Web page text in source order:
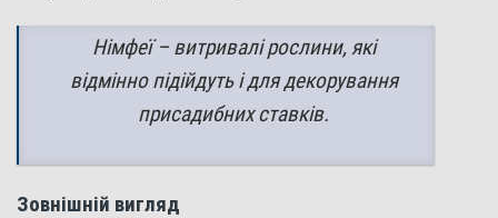
Німфеї – витривалі рослини, які
відмінно підійдуть і для декорування
присадибних ставків.
Зовнішній вигляд